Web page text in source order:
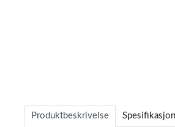
5
Produktbeskrivelse